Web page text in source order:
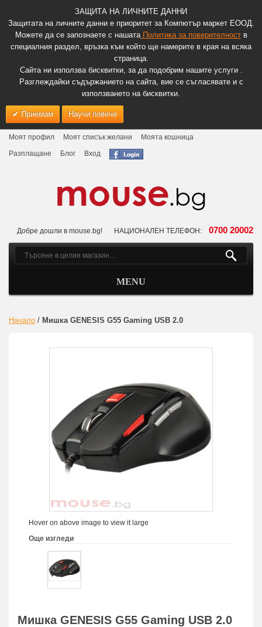
ЗАЩИТА НА ЛИЧНИТЕ ДАННИ
Защитата на личните данни е приоритет за Компютър маркет ЕООД.
Можете да се запознаете с нашатаПолитика за поверителноств
специалния раздел, връзка към който ще намерите в края на всяка
страница.
Сайта ни използва бисквитки, за да подобрим нашите услуги .
Разглеждайки съдържанието на сайта, вие се съгласявате и с
използването на бисквитки.
Приемам Научи повече
Моят профил Моят списък желани
Моята кошница
Разплащане
Блог Вход
Добре дошли в mouse.bg! НАЦИОНАЛЕН ТЕЛЕФОН: 0700 20002
MENU
Начало / Мишка GENESIS G55 Gaming USB 2.0
Hover on above image to view it large
Още изгледи
Мишка GENESIS G55 Gaming USB 2.0